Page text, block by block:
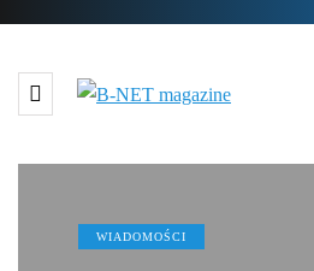
WIADOMOŚCI